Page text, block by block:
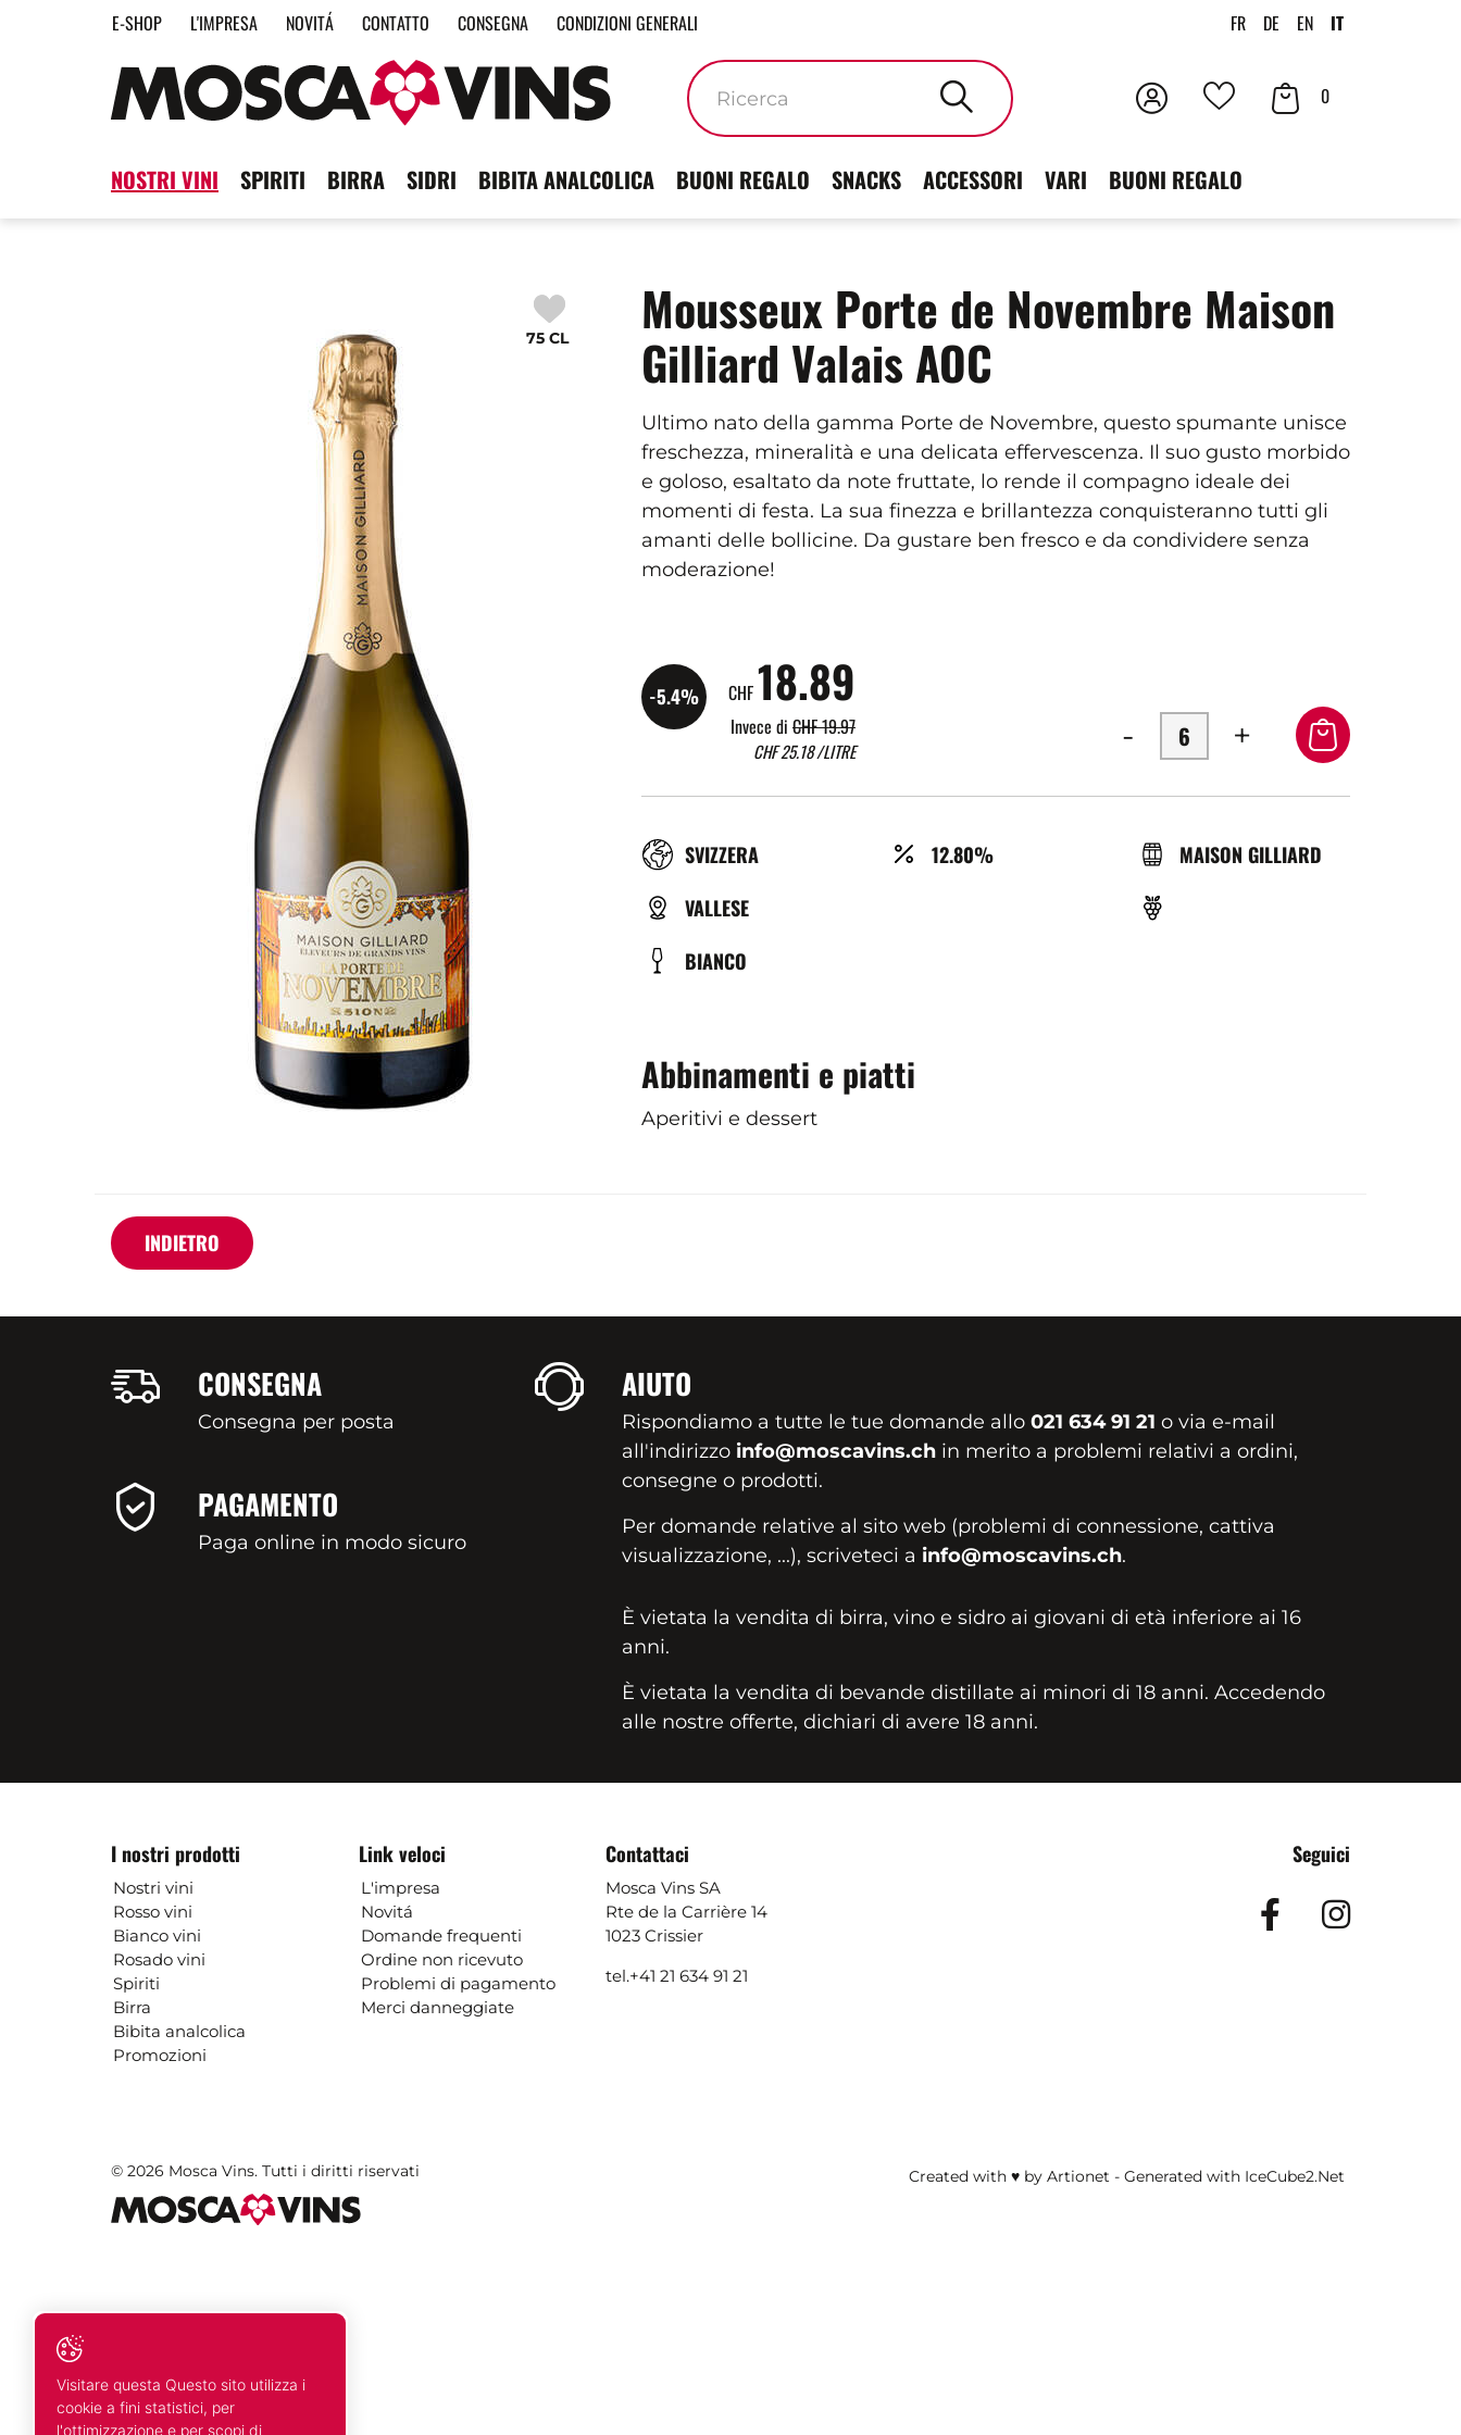
E-SHOP L'IMPRESA NOVITÁ CONTATTO CONSEGNA CONDIZIONI GENERALI FR DE EN IT
NOSTRI VINI SPIRITI BIRRA SIDRI BIBITA ANALCOLICA BUONI REGALO SNACKS ACCESSORI VARI BUONI REGALO
Accedi
tuoi
preferiti
Contenuto
0
Parole
chiave
Cercare
75 CL
Mousseux Porte de Novembre Maison
Gilliard Valais AOC
Ultimo nato della gamma Porte de Novembre, questo spumante unisce
freschezza, mineralità e una delicata effervescenza. Il suo gusto morbido
e goloso, esaltato da note fruttate, lo rende il compagno ideale dei
momenti di festa. La sua finezza e brillantezza conquisteranno tutti gli
amanti delle bollicine. Da gustare ben fresco e da condividere senza
moderazione!
-5.4% CHF18.89
Invece di CHF 19.97
CHF25.18/LITRE - +
RÉGION
SVIZZERA
TYPE
BIÈRE
VALLESE
COULEUR
BIANCO
ALCOOL
12.80% BRASSERIE
MAISON GILLIARD
Abbinamenti e piatti
Aperitivi e dessert
INDIETRO
CONSEGNA
Consegna per posta
PAGAMENTO
Paga online in modo sicuro
AIUTO
Rispondiamo a tutte le tue domande allo 021 634 91 21 o via e-mail
all'indirizzo info@moscavins.ch in merito a problemi relativi a ordini,
consegne o prodotti.
Per domande relative al sito web (problemi di connessione, cattiva
visualizzazione, ...), scriveteci a info@moscavins.ch.
È vietata la vendita di birra, vino e sidro ai giovani di età inferiore ai 16
anni.
È vietata la vendita di bevande distillate ai minori di 18 anni. Accedendo
alle nostre offerte, dichiari di avere 18 anni.
I nostri prodotti
Nostri vini
Rosso vini
Bianco vini
Rosado vini
Spiriti
Birra
Bibita analcolica
Promozioni
Link veloci
L'impresa
Novitá
Domande frequenti
Ordine non ricevuto
Problemi di pagamento
Merci danneggiate
Contattaci
Mosca Vins SA
Rte de la Carrière 14
1023 Crissier
tel.+41 21 634 91 21
Seguici
Facebook
© 2026 Mosca Vins. Tutti i diritti riservati Created with ♥ by Artionet - Generated with IceCube2.Net
Visitare questa Questo sito utilizza i
cookie a fini statistici, per
l'ottimizzazione e per scopi di